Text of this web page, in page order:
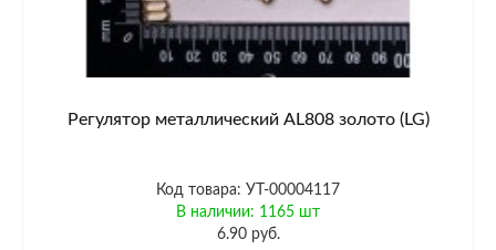
Регулятор металлический AL808 золото (LG)
Код товара: УТ-00004117
В наличии: 1165 шт
6.90 руб.